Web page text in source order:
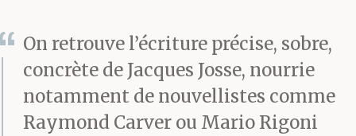
compte à son actif,
outre l’âge et la carrure,
une flopée de voyages,
On retrouve l’écriture précise, sobre,
concrète de Jacques Josse, nourrie
notamment de nouvellistes comme
Raymond Carver ou Mario Rigoni